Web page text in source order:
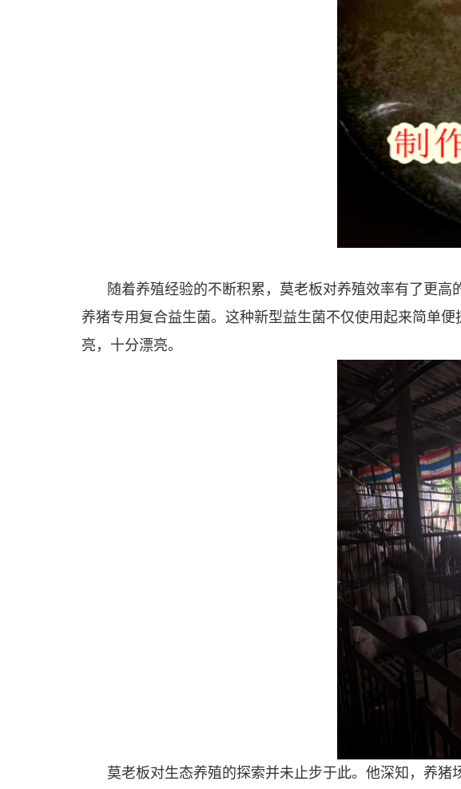
随着养殖经验的不断积累，莫老板对养殖效率有了更
养猪专用复合益生菌。这种新型益生菌不仅使用起来简单
亮，十分漂亮。
莫老板对生态养殖的探索并未止步于此。他深知，养